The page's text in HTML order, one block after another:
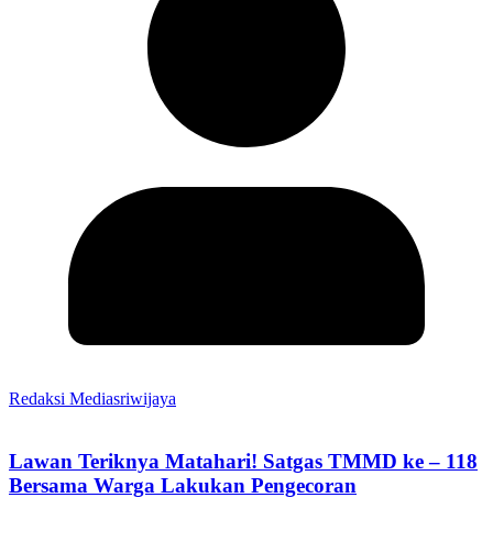
Redaksi Mediasriwijaya
Lawan Teriknya Matahari! Satgas TMMD ke – 118
Bersama Warga Lakukan Pengecoran